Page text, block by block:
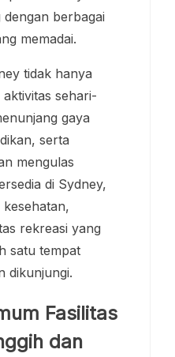
berbagai
memadai.
tidak hanya
sehari-
gaya
serta
mengulas
di Sydney,
rekreasi yang
satu tempat
dikunjungi.
Fasilitas
dan